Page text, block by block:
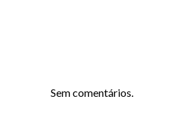
Sem comentários.